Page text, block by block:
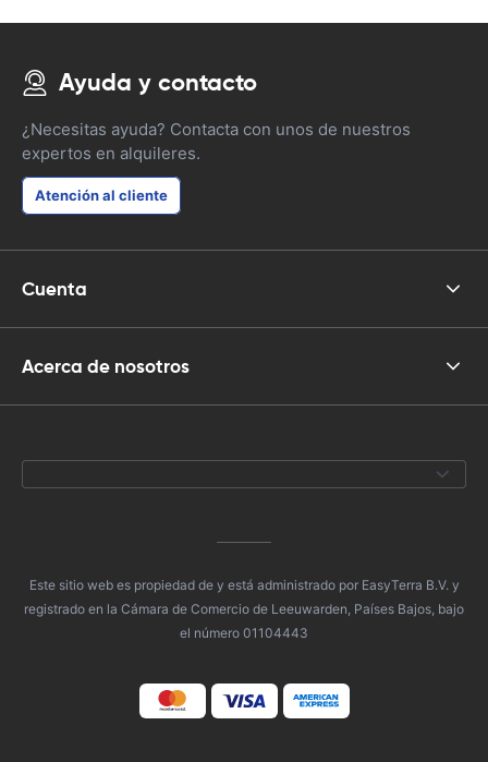
Ayuda y contacto
¿Necesitas ayuda? Contacta con unos de nuestros
expertos en alquileres.
Atención al cliente
Cuenta
Acerca de nosotros
Este sitio web es propiedad de y está administrado por EasyTerra B.V. y
registrado en la Cámara de Comercio de Leeuwarden, Países Bajos, bajo
el número 01104443